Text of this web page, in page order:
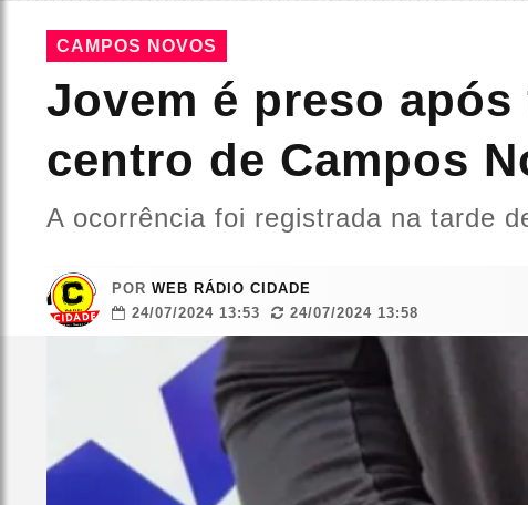
CAMPOS NOVOS
Jovem é preso
centro de Campos
A ocorrência foi registrada na tarde
POR WEB RÁDIO CIDADE
24/07/2024 13:53
24/07/2024 13:58